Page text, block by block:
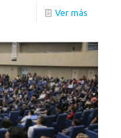
Ver más